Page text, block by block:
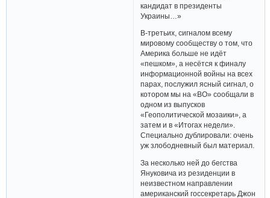
кандидат в президенты
Украины…»
В-третьих, сигналом всему
мировому сообществу о том, что
Америка больше не идёт
«пешком», а несётся к финалу
информационной войны на всех
парах, послужил ясный сигнал, о
котором мы на «ВО» сообщали в
одном из выпусков
«Геополитической мозаики», а
затем и в «Итогах недели».
Специально дублировали: очень
уж злободневный был материал.
За несколько ней до бегства
Януковича из резиденции в
неизвестном направлении
американский госсекретарь Джон